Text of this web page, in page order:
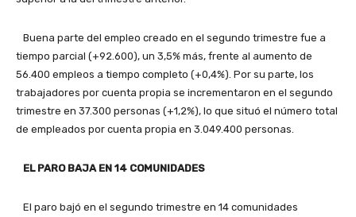
Buena parte del empleo creado en el segundo trimestre fue a
tiempo parcial (+92.600), un 3,5% más, frente al aumento de
56.400 empleos a tiempo completo (+0,4%). Por su parte, los
trabajadores por cuenta propia se incrementaron en el segundo
trimestre en 37.300 personas (+1,2%), lo que situó el número total
de empleados por cuenta propia en 3.049.400 personas.
EL PARO BAJA EN 14 COMUNIDADES
El paro bajó en el segundo trimestre en 14 comunidades